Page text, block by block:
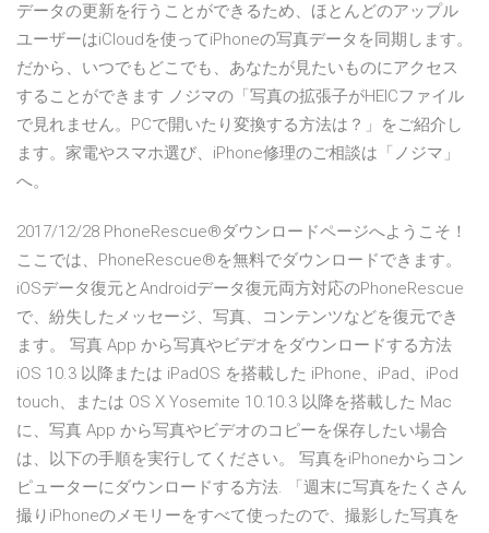
データの更新を行うことができるため、ほとんどのアップル
ユーザーはiCloudを使ってiPhoneの写真データを同期します。
だから、いつでもどこでも、あなたが見たいものにアクセス
することができます ノジマの「写真の拡張子がHEICファイル
で見れません。PCで開いたり変換する方法は？」をご紹介し
ます。家電やスマホ選び、iPhone修理のご相談は「ノジマ」
へ。
2017/12/28 PhoneRescue®ダウンロードページへようこそ！
ここでは、PhoneRescue®を無料でダウンロードできます。
iOSデータ復元とAndroidデータ復元両方対応のPhoneRescue
で、紛失したメッセージ、写真、コンテンツなどを復元でき
ます。 写真 App から写真やビデオをダウンロードする方法
iOS 10.3 以降または iPadOS を搭載した iPhone、iPad、iPod
touch、または OS X Yosemite 10.10.3 以降を搭載した Mac
に、写真 App から写真やビデオのコピーを保存したい場合
は、以下の手順を実行してください。 写真をiPhoneからコン
ピューターにダウンロードする方法. 「週末に写真をたくさん
撮りiPhoneのメモリーをすべて使ったので、撮影した写真を